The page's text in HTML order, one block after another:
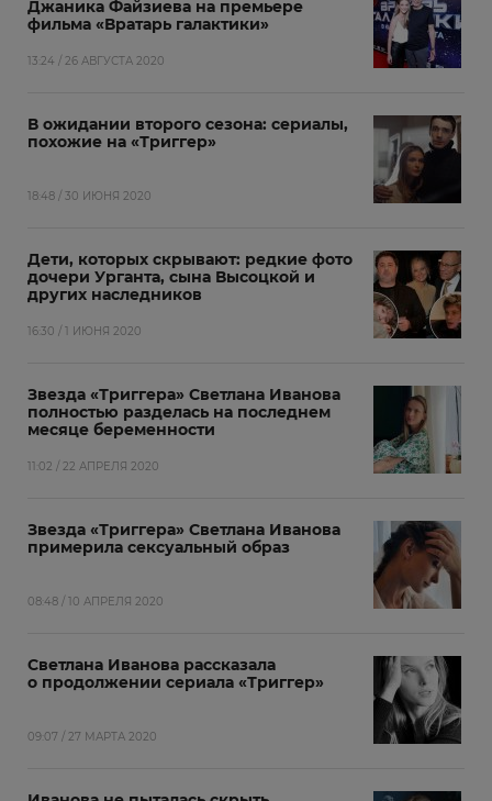
Джаника Файзиева на премьере
фильма «Вратарь галактики»
13:24 / 26 АВГУСТА 2020
В ожидании второго сезона: сериалы,
похожие на «Триггер»
18:48 / 30 ИЮНЯ 2020
Дети, которых скрывают: редкие фото
дочери Урганта, сына Высоцкой и
других наследников
16:30 / 1 ИЮНЯ 2020
Звезда «Триггера» Светлана Иванова
полностью разделась на последнем
месяце беременности
11:02 / 22 АПРЕЛЯ 2020
Звезда «Триггера» Светлана Иванова
примерила сексуальный образ
08:48 / 10 АПРЕЛЯ 2020
Светлана Иванова рассказала
о продолжении сериала «Триггер»
09:07 / 27 МАРТА 2020